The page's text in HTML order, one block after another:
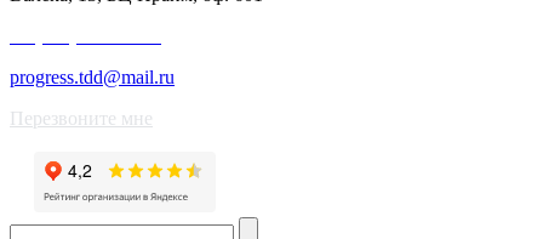
progress.tdd@mail.ru
Перезвоните мне